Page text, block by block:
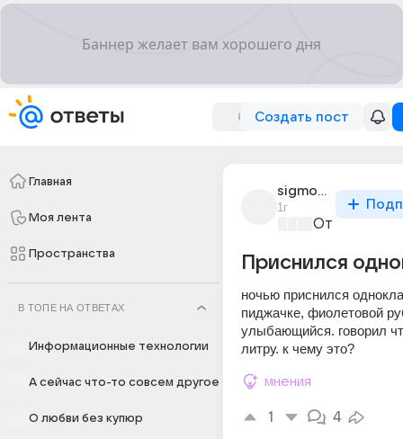
Создать пост
Главная
Моя лента
Пространства
В ТОПЕ НА ОТВЕТАХ
Информационные технологии
А сейчас что-то совсем другое
О любви без купюр
sigmoslav90
1г
Ответы Mail
Приснился
ночью приснился
пиджачке, фиолетовой
улыбающийся. говорил
литру. к чему это?
мнения
1 4